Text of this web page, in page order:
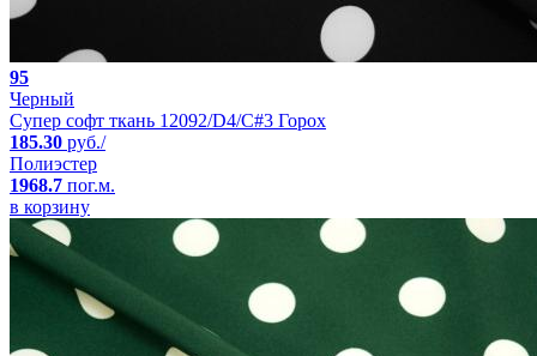
95
Черный
Супер софт ткань 12092/D4/C#3 Горох
185.30 руб./
Полиэстер
1968.7 пог.м.
в корзину